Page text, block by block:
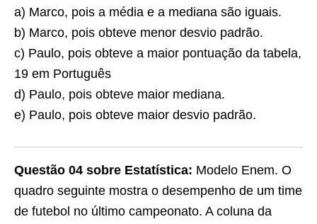
a) Marco, pois a média e a mediana são iguais.
b) Marco, pois obteve menor desvio padrão.
c) Paulo, pois obteve a maior pontuação da tabela,
19 em Português
d) Paulo, pois obteve maior mediana.
e) Paulo, pois obteve maior desvio padrão.
Questão 04 sobre Estatística: Modelo Enem. O
quadro seguinte mostra o desempenho de um time
de futebol no último campeonato. A coluna da